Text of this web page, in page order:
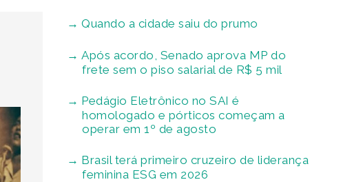
Quando a cidade saiu do prumo
Após acordo, Senado aprova MP do
frete sem o piso salarial de R$ 5 mil
Pedágio Eletrônico no SAI é
homologado e pórticos começam a
operar em 1º de agosto
Brasil terá primeiro cruzeiro de liderança
feminina ESG em 2026